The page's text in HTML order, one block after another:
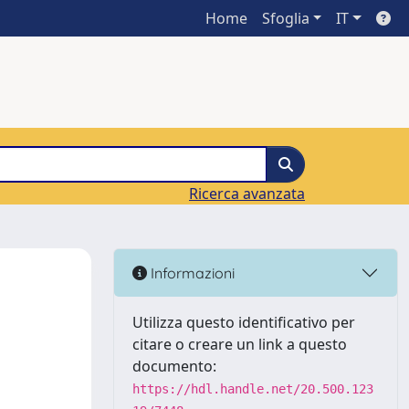
Home Sfoglia IT
Ricerca avanzata
Informazioni
Utilizza questo identificativo per
citare o creare un link a questo
documento:
https://hdl.handle.net/20.500.123